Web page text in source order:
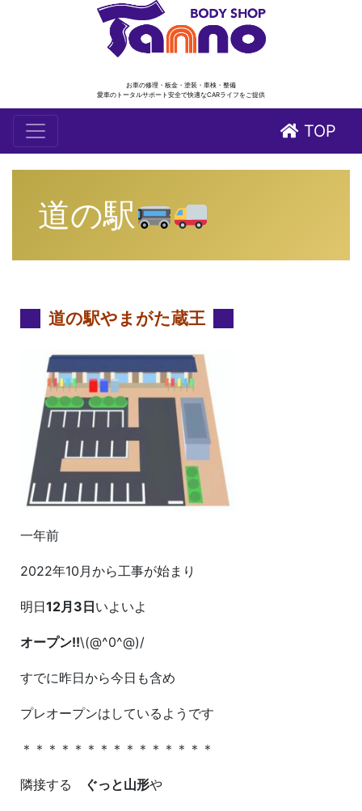
お車の修理・板金・塗装・車検・整備
愛車のトータルサポート安全で快適なCARライフをご提供
TOP
道の駅
道の駅やまがた蔵王
一年前
2022年10月から工事が始まり
明日12月3日いよいよ
オープン!!\(@^0^@)/
すでに昨日から今日も含め
プレオープンはしているようです
＊＊＊＊＊＊＊＊＊＊＊＊＊＊＊
隣接する ぐっと山形や